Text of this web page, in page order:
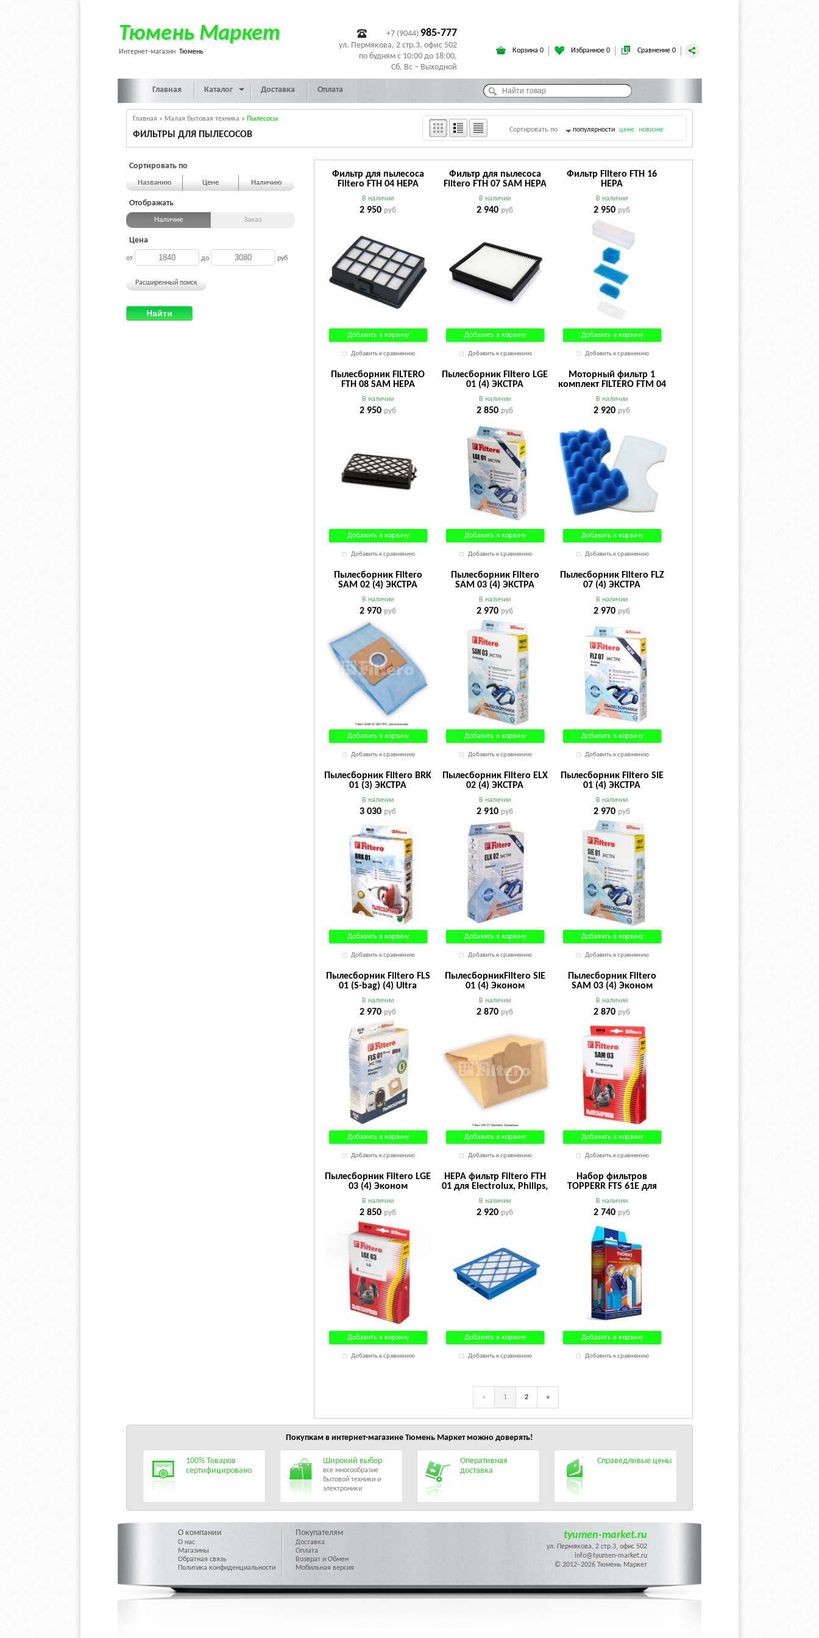
Тюмень Маркет
Интернет-магазин Тюмень
+7 (9044) 985-777
ул. Пермякова, 2 стр.3, офис 502
по будням с 10:00 до 18:00,
Сб, Вс – Выходной
Корзина 0 Избранное 0 Сравнение 0
Главная Каталог Доставка Оплата
Сортировать по популярности цене новизне
Главная » Малая бытовая техника » Пылесосы
ФИЛЬТРЫ ДЛЯ ПЫЛЕСОСОВ
Сортировать по
Названию Цене Наличию
Отображать
Наличие Заказ
Цена
от до руб
Расширенный поиск
Найти
Фильтр для пылесоса
Filtero FTH 04 HEPA
В наличии
2 950 руб
Добавить в корзину
Добавить к сравнению
Фильтр для пылесоса
Filtero FTH 07 SAM HEPA
В наличии
2 940 руб
Добавить в корзину
Добавить к сравнению
Фильтр Filtero FTH 16
HEPA
В наличии
2 950 руб
Добавить в корзину
Добавить к сравнению
Пылесборник FILTERO
FTH 08 SAM HEPA
В наличии
2 950 руб
Добавить в корзину
Добавить к сравнению
Пылесборник Filtero LGE
01 (4) ЭКСТРА
В наличии
2 850 руб
Добавить в корзину
Добавить к сравнению
Моторный фильтр 1
комплект FILTERO FTM 04
для пылесосов Samsung
В наличии
2 920 руб
Добавить в корзину
Добавить к сравнению
Пылесборник Filtero
SAM 02 (4) ЭКСТРА
В наличии
2 970 руб
Добавить в корзину
Добавить к сравнению
Пылесборник Filtero
SAM 03 (4) ЭКСТРА
В наличии
2 970 руб
Добавить в корзину
Добавить к сравнению
Пылесборник Filtero FLZ
07 (4) ЭКСТРА
В наличии
2 970 руб
Добавить в корзину
Добавить к сравнению
Пылесборник Filtero BRK
01 (3) ЭКСТРА
В наличии
3 030 руб
Добавить в корзину
Добавить к сравнению
Пылесборник Filtero ELX
02 (4) ЭКСТРА
В наличии
2 910 руб
Добавить в корзину
Добавить к сравнению
Пылесборник Filtero SIE
01 (4) ЭКСТРА
В наличии
2 970 руб
Добавить в корзину
Добавить к сравнению
Пылесборник Filtero FLS
01 (S-bag) (4) Ultra
ЭКСТРА
В наличии
2 970 руб
Добавить в корзину
Добавить к сравнению
ПылесборникFiltero SIE
01 (4) Эконом
В наличии
2 870 руб
Добавить в корзину
Добавить к сравнению
Пылесборник Filtero
SAM 03 (4) Эконом
В наличии
2 870 руб
Добавить в корзину
Добавить к сравнению
Пылесборник Filtero LGE
03 (4) Эконом
В наличии
2 850 руб
Добавить в корзину
Добавить к сравнению
HEPA фильтр Filtero FTH
01 для Electrolux, Philips,
В наличии
2 920 руб
Добавить в корзину
Добавить к сравнению
Набор фильтров
TOPPERR FTS 61E для
моющих пылесосов
THOMAS
В наличии
2 740 руб
Добавить в корзину
Добавить к сравнению
« 1 2 »
Покупкам в интернет-магазине Тюмень Маркетможно доверять!
100% Товаров
сертифицировано
Широкий выбор
все многообразие
бытовой техники и
электроники
Оперативная
доставка
Справедливые цены
О компании
О нас
Магазины
Обратная связь
Политика конфиденциальности
Покупателям
Доставка
Оплата
Возврат и Обмен
Мобильная версия
tyumen-market.ru
ул. Пермякова, 2 стр.3, офис 502
info@tyumen-market.ru
© 2012–2026 Тюмень Маркет